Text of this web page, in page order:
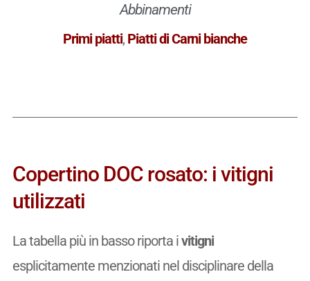
Abbinamenti
Primi piatti, Piatti di Carni bianche
Copertino DOC rosato: i vitigni
utilizzati
La tabella più in basso riporta ivitigni
esplicitamente menzionati nel disciplinare della